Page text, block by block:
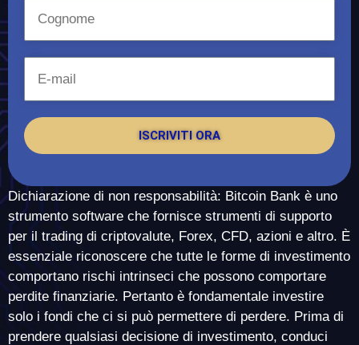
Dichiarazione di non responsabilità: Bitcoin Bank è uno
strumento software che fornisce strumenti di supporto
per il trading di criptovalute, Forex, CFD, azioni e altro. È
essenziale riconoscere che tutte le forme di investimento
comportano rischi intrinseci che possono comportare
perdite finanziarie. Pertanto è fondamentale investire
solo i fondi che ci si può permettere di perdere. Prima di
prendere qualsiasi decisione di investimento, conduci
ISCRIVITI ORA